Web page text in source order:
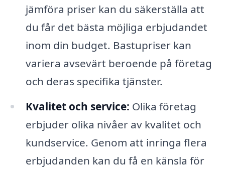
jämföra priser kan du säkerställa att
du får det bästa möjliga erbjudandet
inom din budget. Bastupriser kan
variera avsevärt beroende på företag
och deras specifika tjänster.
Kvalitet och service: Olika företag
erbjuder olika nivåer av kvalitet och
kundservice. Genom att inringa flera
erbjudanden kan du få en känsla för